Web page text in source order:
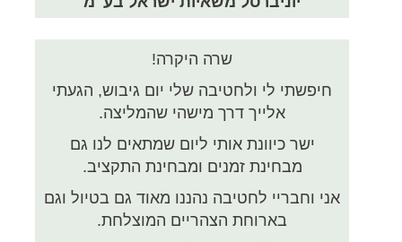
שרה היקרה!
חיפשתי לי ולחטיבה שלי יום גיבוש, הגעתי
אלייך דרך מישהי שהמליצה.
ישר כיוונת אותי ליום שמתאים לנו גם
מבחינת זמנים ומבחינת התקציב.
אני וחבריי לחטיבה נהננו מאוד גם בטיול וגם
בארוחת הצהריים המוצלחת.